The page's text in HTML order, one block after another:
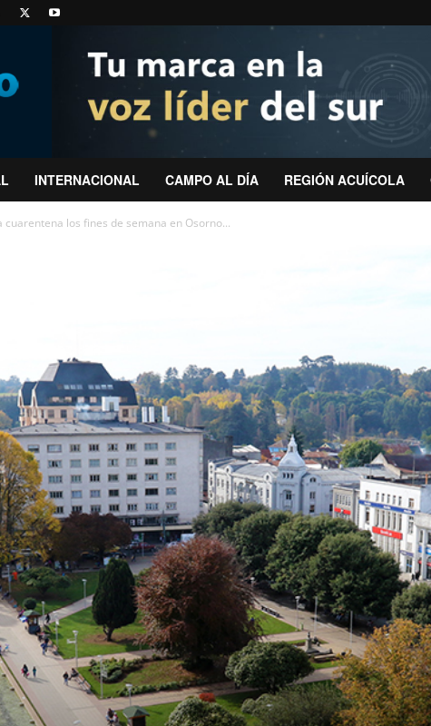
INTERNACIONAL CAMPO AL DÍA REGIÓN ACUÍCOLA
cuarentena los fines de semana en Osorno...